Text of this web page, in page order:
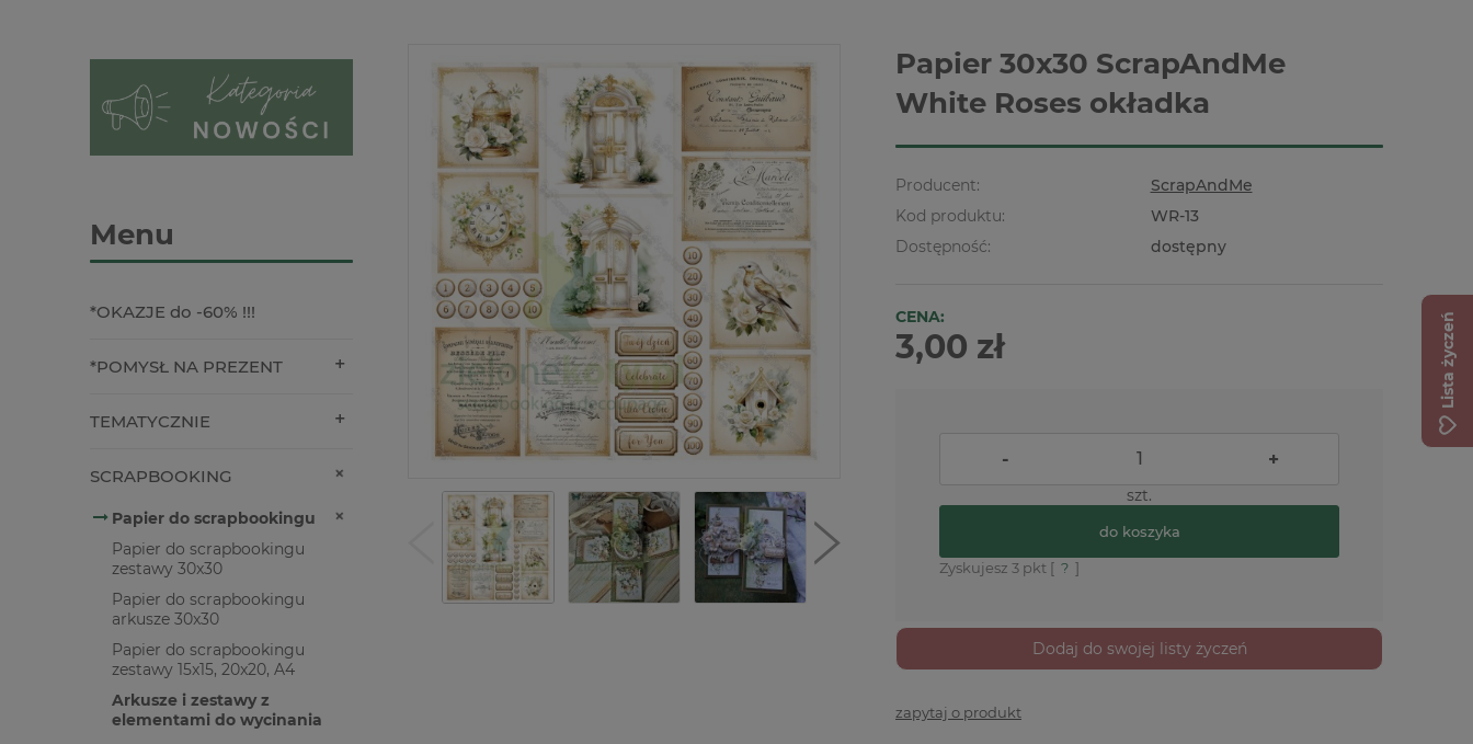
Menu
*OKAZJE do -60% !!!
*POMYSŁ NA PREZENT
TEMATYCZNIE
SCRAPBOOKING
Papier do scrapbookingu
Papier do scrapbookingu
zestawy 30x30
Papier do scrapbookingu
arkusze 30x30
Papier do scrapbookingu
zestawy 15x15, 20x20, A4
Arkusze i zestawy z
elementami do wycinania
Papier 30x30 ScrapAndMe
White Roses okładka
Producent:
ScrapAndMe
Kod produktu:
WR-13
Dostępność:
dostępny
CENA:
3,00 zł
- +
szt.
do koszyka
Zyskujesz 3 pkt [ ? ]
Dodaj do swojej listy życzeń
zapytaj o produkt
Lista życzeń